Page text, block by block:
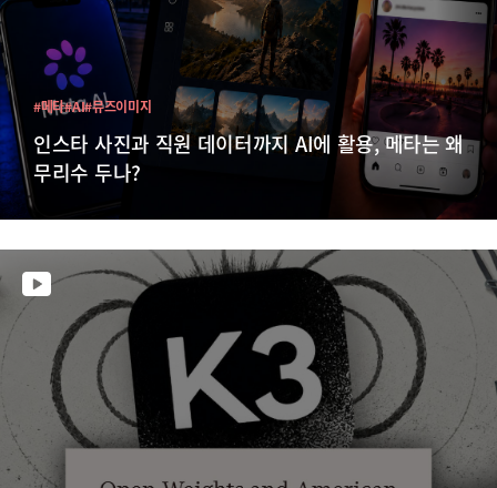
인스타 사진과 직원 데이터까지 AI에 활용, 메타는 왜
무리수 두나?
#메타#AI#뮤즈이미지